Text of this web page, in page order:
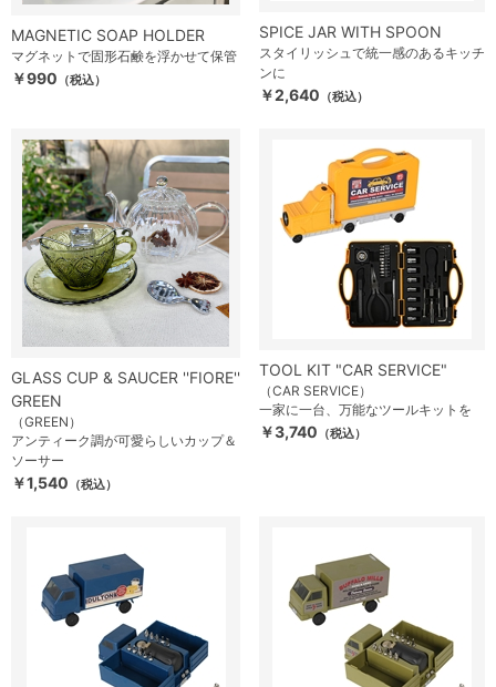
MAGNETIC SOAP HOLDER
マグネットで固形石鹸を浮かせて保管
￥990 （税込）
SPICE JAR WITH SPOON
スタイリッシュで統一感のあるキッチ
ンに
￥2,640 （税込）
GLASS CUP & SAUCER ''FIORE''
GREEN
（GREEN）
アンティーク調が可愛らしいカップ＆
ソーサー
￥1,540 （税込）
TOOL KIT "CAR SERVICE"
（CAR SERVICE）
一家に一台、万能なツールキットを
￥3,740 （税込）